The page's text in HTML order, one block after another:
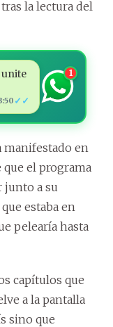
la lectura del
unite
✓✓
1
manifestado en
el programa
junto a su
estaba en
pelearía hasta
capítulos que
a la pantalla
sino que